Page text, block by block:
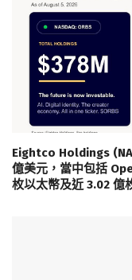
Eightco Holdings
億美元，當中包括
枚以太幣及近 3.02 億